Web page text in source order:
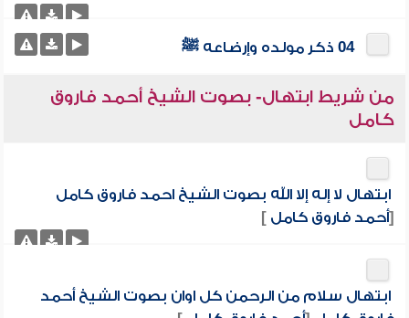
04 ذكر مولده وإرضاعه ﷺ
من شريط ابتهال- بصوت الشيخ أحمد فاروق
كامل
ابتهال لا إله إلا الله بصوت الشيخ احمد فاروق كامل
[أحمد فاروق كامل]
ابتهال سلام من الرحمن كل اوان بصوت الشيخ أحمد